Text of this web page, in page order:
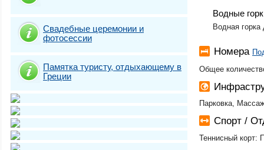
Свадебные церемонии и
фотосесcии
Памятка туристу, отдыхающему в
Греции
Водные
Водная горка
Номера
Общее
Парковка,
Спорт /
Теннисный корт: